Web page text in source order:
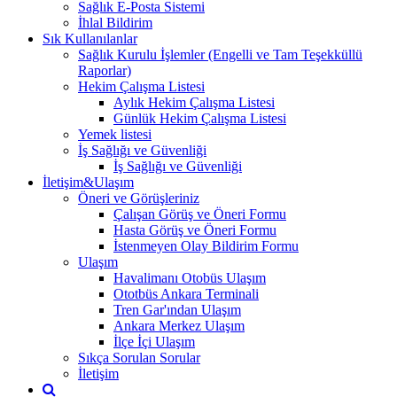
Sağlık E-Posta Sistemi
İhlal Bildirim
Sık Kullanılanlar
Sağlık Kurulu İşlemler (Engelli ve Tam Teşekküllü
Raporlar)
Hekim Çalışma Listesi
Aylık Hekim Çalışma Listesi
Günlük Hekim Çalışma Listesi
Yemek listesi
İş Sağlığı ve Güvenliği
İş Sağlığı ve Güvenliği
İletişim&Ulaşım
Öneri ve Görüşleriniz
Çalışan Görüş ve Öneri Formu
Hasta Görüş ve Öneri Formu
İstenmeyen Olay Bildirim Formu
Ulaşım
Havalimanı Otobüs Ulaşım
Ototbüs Ankara Terminali
Tren Gar'ından Ulaşım
Ankara Merkez Ulaşım
İlçe İçi Ulaşım
Sıkça Sorulan Sorular
İletişim